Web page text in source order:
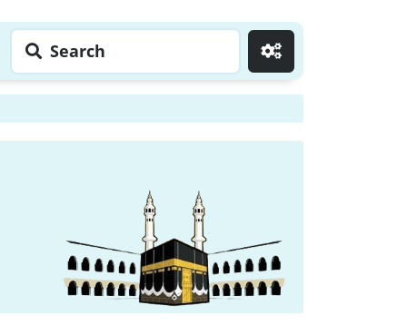
Search